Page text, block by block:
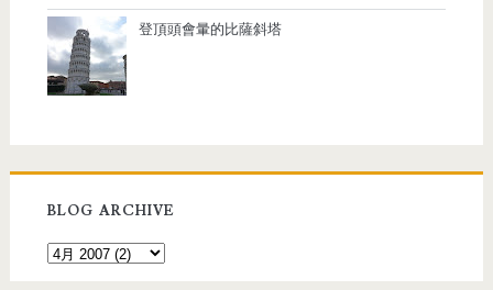
登頂頭會暈的比薩斜塔
BLOG ARCHIVE